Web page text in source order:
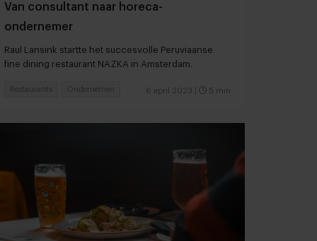
Van consultant naar horeca-
ondernemer
Raul Lansink startte het succesvolle Peruviaanse
fine dining restaurant NAZKA in Amsterdam.
6 april 2023 5 min
Restaurants Ondernemen